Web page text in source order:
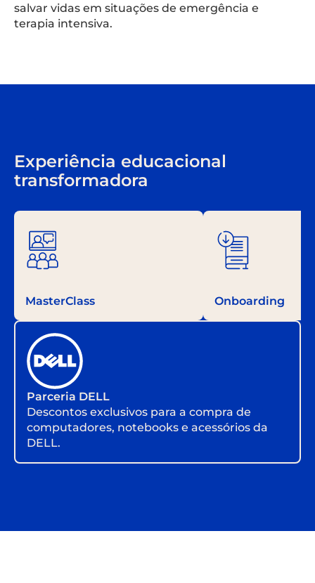
salvar vidas em situações de emergência e
terapia intensiva.
Experiência educacional
transformadora
MasterClass Onboarding
Parceria DELL
Descontos exclusivos para a compra de
computadores, notebooks e acessórios da
DELL.